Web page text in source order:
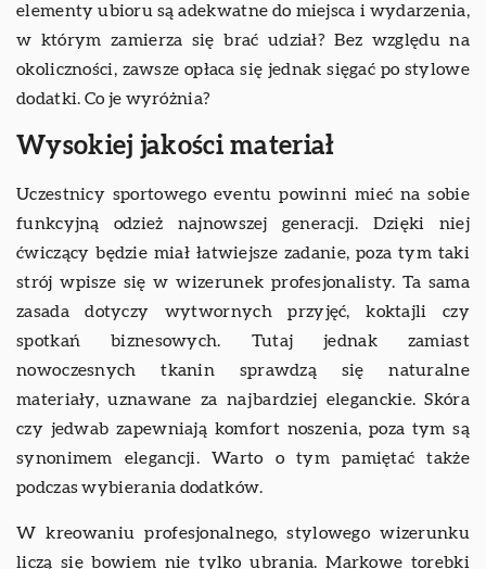
elementy ubioru są adekwatne do miejsca i wydarzenia,
w którym zamierza się brać udział? Bez względu na
okoliczności, zawsze opłaca się jednak sięgać po stylowe
dodatki. Co je wyróżnia?
Wysokiej jakości materiał
Uczestnicy sportowego eventu powinni mieć na sobie
funkcyjną odzież najnowszej generacji. Dzięki niej
ćwiczący będzie miał łatwiejsze zadanie, poza tym taki
strój wpisze się w wizerunek profesjonalisty. Ta sama
zasada dotyczy wytwornych przyjęć, koktajli czy
spotkań biznesowych. Tutaj jednak zamiast
nowoczesnych tkanin sprawdzą się naturalne
materiały, uznawane za najbardziej eleganckie. Skóra
czy jedwab zapewniają komfort noszenia, poza tym są
synonimem elegancji. Warto o tym pamiętać także
podczas wybierania dodatków.
W kreowaniu profesjonalnego, stylowego wizerunku
liczą się bowiem nie tylko ubrania. Markowe torebki